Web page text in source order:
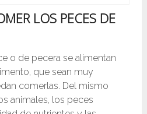
LOS PECES DE
o de pecera se alimentan
que sean muy
comerlas. Del mismo
animales, los peces